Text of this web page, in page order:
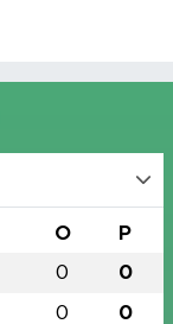
O P
0 0
0 0